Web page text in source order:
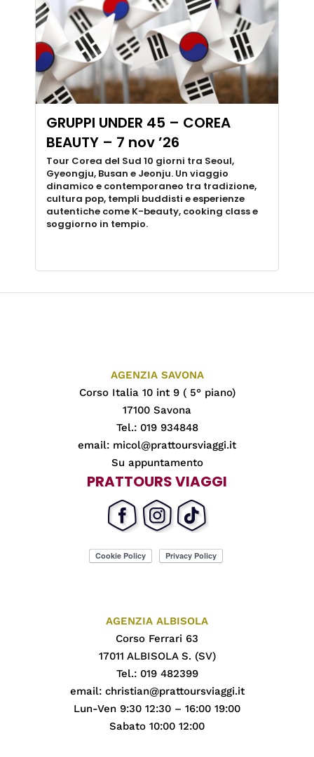
GRUPPI UNDER 45 – COREA
BEAUTY – 7 nov ’26
Tour Corea del Sud 10 giorni tra Seoul,
Gyeongju, Busan e Jeonju. Un viaggio
dinamico e contemporaneo tra tradizione,
cultura pop, templi buddisti e esperienze
autentiche come K-beauty, cooking class e
soggiorno in tempio.
AGENZIA SAVONA
Corso Italia 10 int 9 ( 5° piano)
17100 Savona
Tel.: 019 934848
email: micol@prattoursviaggi.it
Su appuntamento
PRATTOURS VIAGGI
AGENZIA ALBISOLA
Corso Ferrari 63
17011 ALBISOLA S. (SV)
Tel.: 019 482399
email: christian@prattoursviaggi.it
Lun-Ven 9:30 12:30 – 16:00 19:00
Sabato 10:00 12:00